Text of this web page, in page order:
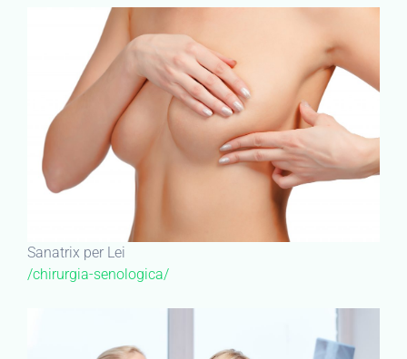
Sanatrix per Lei
/chirurgia-senologica/